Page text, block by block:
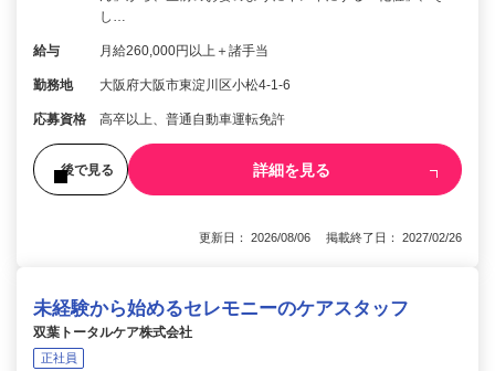
し…
給与 月給260,000円以上＋諸手当
勤務地 大阪府大阪市東淀川区小松4-1-6
応募資格 高卒以上、普通自動車運転免許
後で見る 詳細を見る
更新日： 2026/08/06 掲載終了日： 2027/02/26
未経験から始めるセレモニーのケアスタッフ
双葉トータルケア株式会社
正社員